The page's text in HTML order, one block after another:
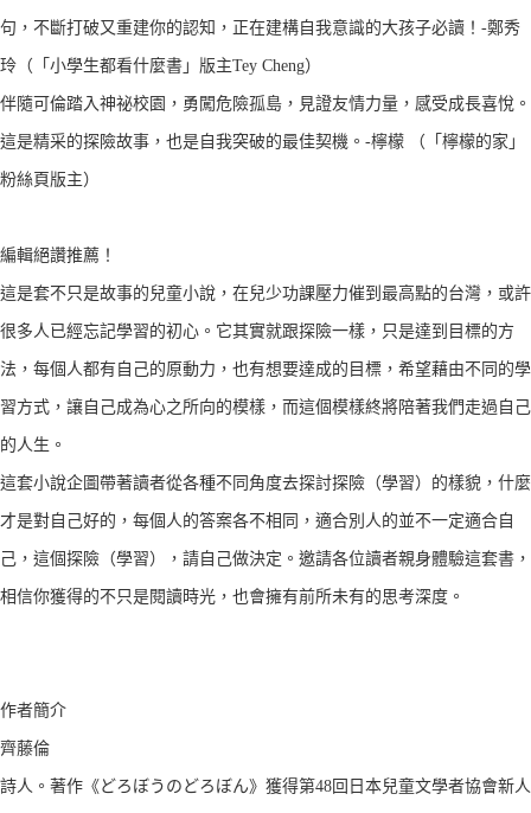
句，不斷打破又重建你的認知，正在建構自我意識的大孩子必讀！-鄭秀
玲（「小學生都看什麼書」版主Tey Cheng）
伴隨可倫踏入神祕校園，勇闖危險孤島，見證友情力量，感受成長喜悅。
這是精采的探險故事，也是自我突破的最佳契機。-檸檬 （「檸檬的家」
粉絲頁版主）
編輯絕讚推薦！
這是套不只是故事的兒童小說，在兒少功課壓力催到最高點的台灣，或許
很多人已經忘記學習的初心。它其實就跟探險一樣，只是達到目標的方
法，每個人都有自己的原動力，也有想要達成的目標，希望藉由不同的學
習方式，讓自己成為心之所向的模樣，而這個模樣終將陪著我們走過自己
的人生。
這套小說企圖帶著讀者從各種不同角度去探討探險（學習）的樣貌，什麼
才是對自己好的，每個人的答案各不相同，適合別人的並不一定適合自
己，這個探險（學習），請自己做決定。邀請各位讀者親身體驗這套書，
相信你獲得的不只是閱讀時光，也會擁有前所未有的思考深度。
作者簡介
齊藤倫
詩人。著作《どろぼうのどろぼん》獲得第48回日本兒童文學者協會新人